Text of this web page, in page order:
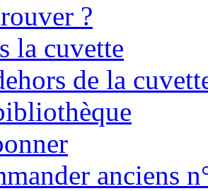
?
la cuvette
de la
anciens